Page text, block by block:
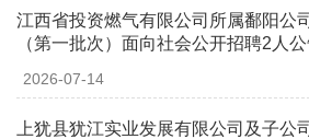
江西省投资燃气有限公司所属鄱阳公
（第一批次）面向社会公开招聘2人
2026-07-14
上犹县犹江实业发展有限公司及子公